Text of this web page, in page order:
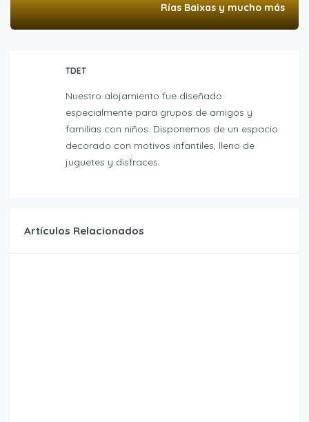
Rías Baixas y mucho más
TDET
Nuestro alojamiento fue diseñado
especialmente para grupos de amigos y
familias con niños. Disponemos de un espacio
decorado con motivos infantiles, lleno de
juguetes y disfraces.
Artículos Relacionados